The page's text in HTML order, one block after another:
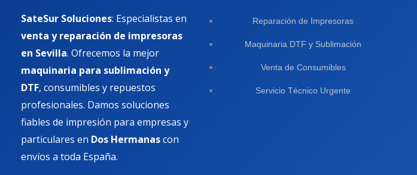
SateSur Soluciones: Especialistas en
venta y reparación de impresoras
en Sevilla. Ofrecemos la mejor
maquinaria para sublimación y
DTF, consumibles y repuestos
profesionales. Damos soluciones
fiables de impresión para empresas y
particulares en Dos Hermanascon
envíos a toda España.
Reparación de Impresoras
Maquinaria DTF y Sublimación
Venta de Consumibles
Servicio Técnico Urgente